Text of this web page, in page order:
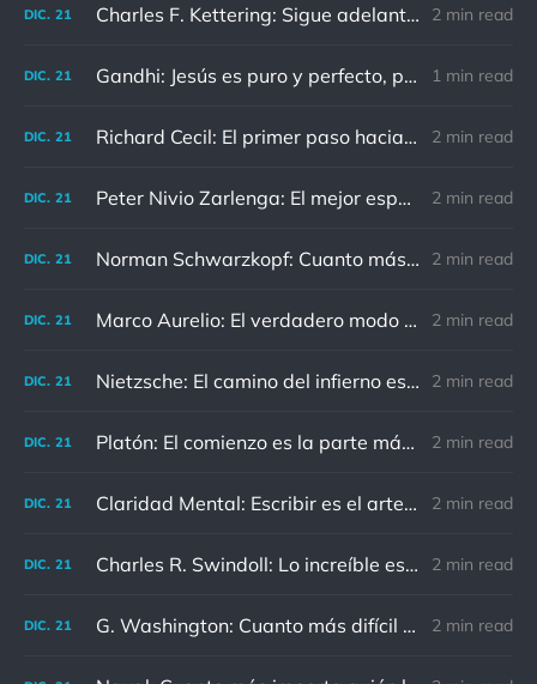
DIC. 21 Charles F. Kettering: Sigue adelante, y es probable que tropieces con algo, tal vez cuando menos lo esperes. Nunca he escuchado hablar de alguien algu 2 min read
DIC. 21 Gandhi: Jesús es puro y perfecto, pero vosotros los cristianos no sois como él. 1 min read
DIC. 21 Richard Cecil: El primer paso hacia el conocimiento es saber que somos ignorantes. 2 min read
DIC. 21 Peter Nivio Zarlenga: El mejor espejo es un viejo amigo. 2 min read
DIC. 21 Norman Schwarzkopf: Cuanto más sudes por la paz, menos sangras por la guerra. 2 min read
DIC. 21 Marco Aurelio: El verdadero modo de vengarse de un enemigo es no parecérsele. 2 min read
DIC. 21 Nietzsche: El camino del infierno está asfaltado de buenas intenciones. 2 min read
DIC. 21 Platón: El comienzo es la parte más importante del trabajo 2 min read
DIC. 21 Claridad Mental: Escribir es el arte de calmar y despejar la mente. 2 min read
DIC. 21 Charles R. Swindoll: Lo increíble es que cada día podemos elegir la actitud que adoptaremos. 2 min read
DIC. 21 G. Washington: Cuanto más difícil es el conflicto, mayor es el triunfo. 2 min read